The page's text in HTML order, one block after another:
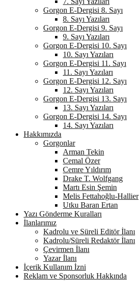
Gorgon E-Dergisi 8. Sayı
8. Sayı Yazıları
Gorgon E-Dergisi 9. Sayı
9. Sayı Yazıları
Gorgon E-Dergisi 10. Sayı
10. Sayı Yazıları
Gorgon E-Dergisi 11. Sayı
11. Sayı Yazıları
Gorgon E-Dergisi 12. Sayı
12. Sayı Yazıları
Gorgon E-Dergisi 13. Sayı
13. Sayı Yazıları
Gorgon E-Dergisi 14. Sayı
14. Sayı Yazıları
Hakkımızda
Gorgonlar
Arman Tekin
Cemal Özer
Cemre Yıldırım
Drake T. Wolfgang
Martı Esin Şemin
Melis Fettahoğlu-Hallier
Utku Baran Ertan
Yazı Gönderme Kuralları
İlanlarımız
Kadrolu ve Süreli Editör İlanı
Kadrolu/Süreli Redaktör İlanı
Çevirmen İlanı
Yazar İlanı
İçerik Kullanım İzni
Reklam ve Sponsorluk Hakkında